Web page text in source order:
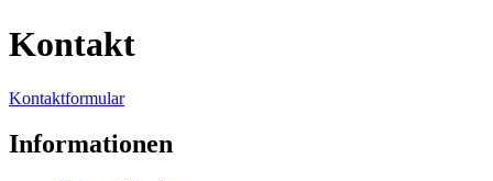
Kontakt
Kontaktformular
Informationen